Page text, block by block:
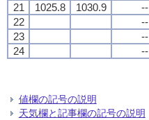
21
1025.8 1030.9 --
22
--
23
--
24
--
値欄の記号の説明
天気欄と記事欄の記号の説明